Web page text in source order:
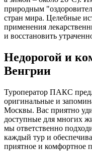
природным
стран мира. Целебные
применения
и восстановить
Недорогой и
Венгрии
Туроператор ПАКС
оригинальные и
Москвы. Вас приятно
доступные для многих
мы ответственно
каждый тур и
приятное и комфортное